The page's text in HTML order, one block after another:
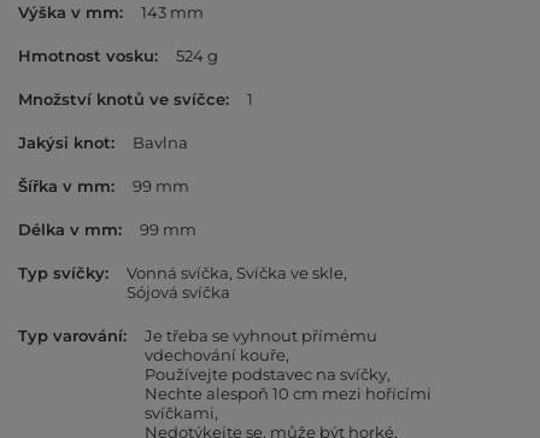
Výška v mm 143 mm
Hmotnost vosku 524 g
Množství knotů ve svíčce 1
Jakýsi knot Bavlna
Šířka v mm 99 mm
Délka v mm 99 mm
Typ svíčky Vonná svíčka Svíčka ve skle
Sójová svíčka
Typ varování
Je třeba se vyhnout přímému
vdechování kouře
Používejte podstavec na svíčky
Nechte alespoň 10 cm mezi hořícími
svíčkami
Nedotýkejte se, může být horké